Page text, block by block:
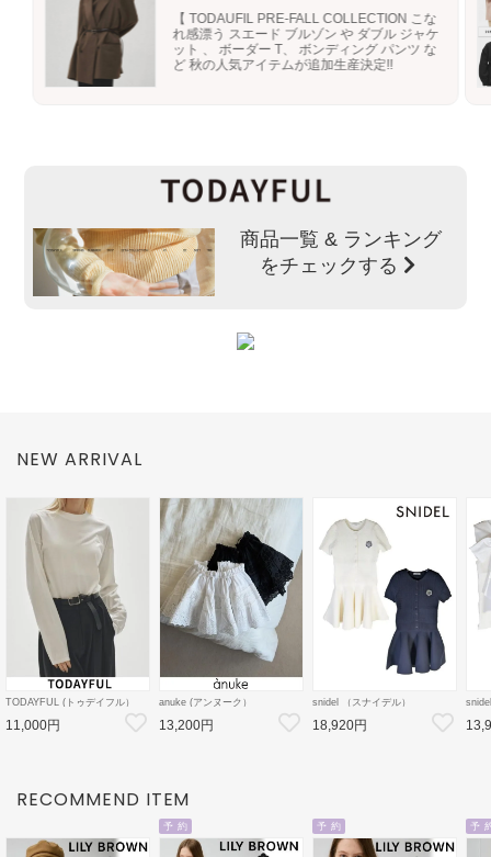
【 TODAUFIL PRE-FALL COLLECTION こな
れ感漂う スエード ブルゾン や ダブル ジャケ
ット 、 ボーダー T、 ボンディング パンツ な
ど 秋の人気アイテムが追加生産決定!!
商品一覧 & ランキング
をチェックする
NEW ARRIVAL
TODAYFUL (トゥデイフル）
Cotton Useful Long T-shirts 26
秋冬【12620605】Tシャツ
11,000円
anuke (アンヌーク）
【62620803】フレアスカート
26秋受注会
13,200円
snidel （スナイデル）
ケーブルニットミニセットアッ
プ 26秋冬【SWNO264154】フ
レアワンピース
18,920円
26秋
ク
RECOMMEND ITEM
予 約 予 約 予